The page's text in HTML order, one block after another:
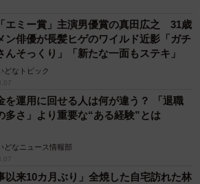
エミー賞」主演男優賞の真田広之 31歳
ン俳優が長髪ヒゲのワイルド近影「ガチ
んそっくり」「新たな一面もステキ」
どなトピック
を運用に回せる人は何が違う？ 「退職
多さ」より重要な“ある経験”とは
どなニュース情報部
以来10カ月ぶり」全焼した自宅訪れた林